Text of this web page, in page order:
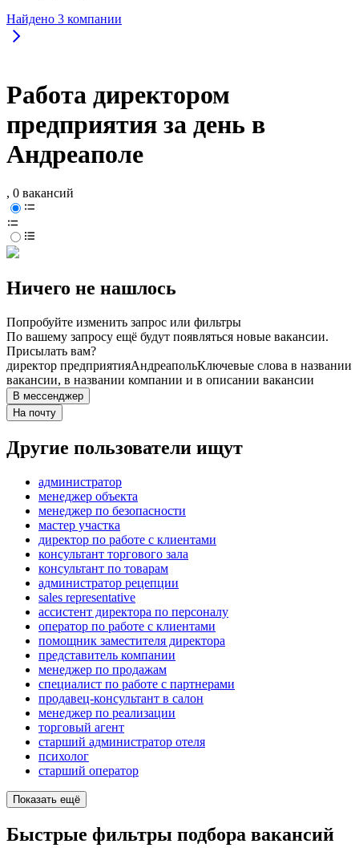
Найдено 3 компании
Работа директором
предприятия за день в
Андреаполе
, 0 вакансий
Ничего не нашлось
Попробуйте изменить запрос или фильтры
По вашему запросу ещё будут появляться новые вакансии.
Присылать вам?
директор предприятияАндреапольКлючевые слова в названии
вакансии, в названии компании и в описании вакансии
В мессенджер
На почту
Другие пользователи ищут
администратор
менеджер объекта
менеджер по безопасности
мастер участка
директор по работе с клиентами
консультант торгового зала
консультант по товарам
администратор рецепции
sales representative
ассистент директора по персоналу
оператор по работе с клиентами
помощник заместителя директора
представитель компании
менеджер по продажам
специалист по работе с партнерами
продавец-консультант в салон
менеджер по реализации
торговый агент
старший администратор отеля
психолог
старший оператор
Показать ещё
Быстрые фильтры подбора вакансий